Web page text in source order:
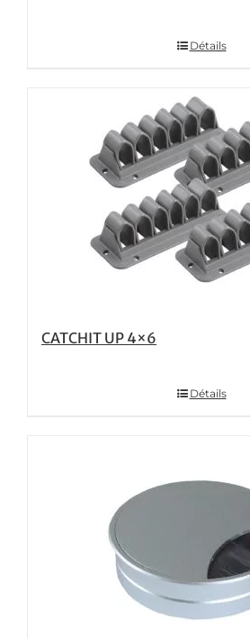
Détails
CATCHIT UP 4×6
Détails